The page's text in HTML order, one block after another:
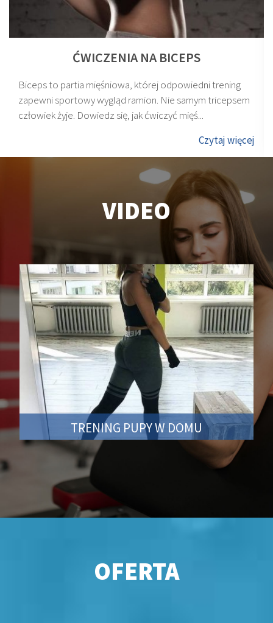
ĆWICZENIA NA BICEPS
Biceps to partia mięśniowa, której odpowiedni trening
zapewni sportowy wygląd ramion. Nie samym tricepsem
człowiek żyje. Dowiedz się, jak ćwiczyć mięś...
Czytaj więcej
VIDEO
TRENING PUPY W DOMU
OFERTA